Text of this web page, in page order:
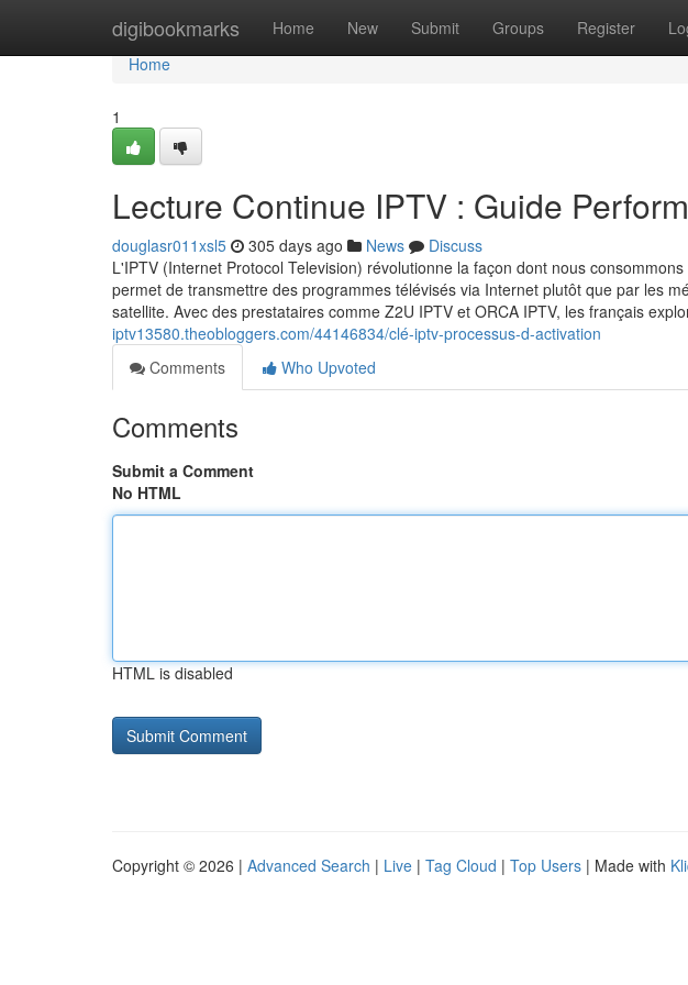
digibookmarks Home New Submit Groups Register
Home
Home
1
Lecture Continue IPTV : Guide
douglasr011xsl5 305 days ago News
Discuss
L'IPTV (Internet Protocol Television) révolutionne la façon dont nous
permet de transmettre des programmes télévisés via Internet plutôt que par les
satellite. Avec des prestataires comme Z2U IPTV et ORCA IPTV, les français
iptv13580.theobloggers.com/44146834/clé-iptv-processus-d-activation
Comments
Who Upvoted
Comments
Submit a Comment
No HTML
HTML is disabled
Copyright © 2026 | Advanced Search | Live | Tag Cloud | Top Users | Made with